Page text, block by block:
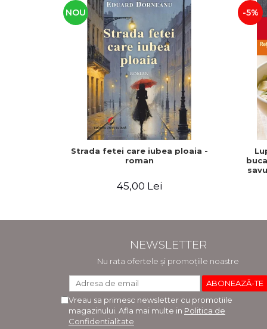
NOU
Strada fetei care iubea ploaia -
roman
45,00 Lei
-5%
NEWSLETTER
Nu rata ofertele și promoțiile noastre
Vreau sa primesc newsletter cu promotiile
magazinului. Afla mai multe in Politica de
Confidentialitate